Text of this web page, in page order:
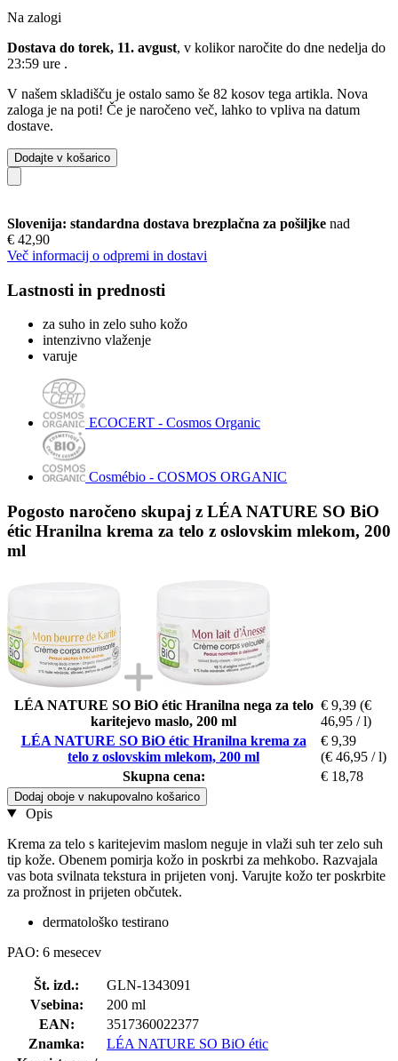
Na zalogi
Dostava do torek, 11. avgust, v kolikor naročite do dne nedelja do
23:59 ure .
V našem skladišču je ostalo samo še 82 kosov tega artikla. Nova
zaloga je na poti! Če je naročeno več, lahko to vpliva na datum
dostave.
Dodajte v košarico
Slovenija: standardna dostava brezplačna za pošiljke nad
€ 42,90
Več informacij o odpremi in dostavi
Lastnosti in prednosti
za suho in zelo suho kožo
intenzivno vlaženje
varuje
ECOCERT - Cosmos Organic
Cosmébio - COSMOS ORGANIC
Pogosto naročeno skupaj z LÉA NATURE SO BiO
étic Hranilna krema za telo z oslovskim mlekom, 200
ml
LÉA NATURE SO BiO étic Hranilna nega za telo
karitejevo maslo, 200 ml
€ 9,39 (€
46,95 / l)
LÉA NATURE SO BiO étic Hranilna krema za
telo z oslovskim mlekom, 200 ml
€ 9,39
(€ 46,95 / l)
Skupna cena:
€ 18,78
Dodaj oboje v nakupovalno košarico
Opis
Krema za telo s karitejevim maslom neguje in vlaži suh ter zelo suh
tip kože. Obenem pomirja kožo in poskrbi za mehkobo. Razvajala
vas bota svilnata tekstura in prijeten vonj. Varujte kožo ter poskrbite
za prožnost in prijeten občutek.
dermatološko testirano
PAO: 6 mesecev
Št. izd.:
GLN-1343091
Vsebina:
200 ml
EAN:
3517360022377
Znamka:
LÉA NATURE SO BiO étic